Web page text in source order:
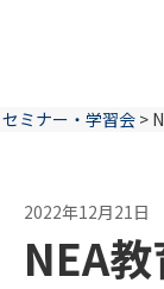
セミナー・学習会 >
2022年12月21日
NEA